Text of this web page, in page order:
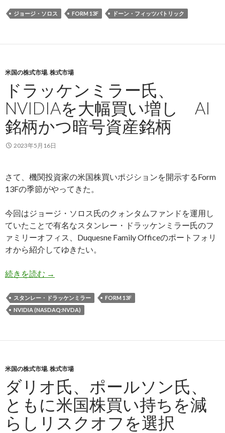
ジョージ・ソロス FORM 13F ドーン・フィッツパトリック
米国の株式市場, 株式市場
ドラッケンミラー氏、
NVIDIAを大幅買い増し AI
銘柄かつ暗号資産銘柄
2023年5月16日
さて、機関投資家の米国株買いポジションを開示するForm
13Fの季節がやってきた。
今回はジョージ・ソロス氏のクォンタムファンドを運用し
ていたことで有名なスタンレー・ドラッケンミラー氏のフ
ァミリーオフィス、Duquesne Family Officeのポートフォリ
オから紹介してゆきたい。
続きを読む ドラッケンミラー氏、NVIDIAを大幅買い増し
→
スタンレー・ドラッケンミラー
FORM 13F
NVIDIA (NASDAQ:NVDA)
米国の株式市場, 株式市場
ダリオ氏、ポールソン氏、
ともに米国株買い持ちを減
らしリスクオフを選択